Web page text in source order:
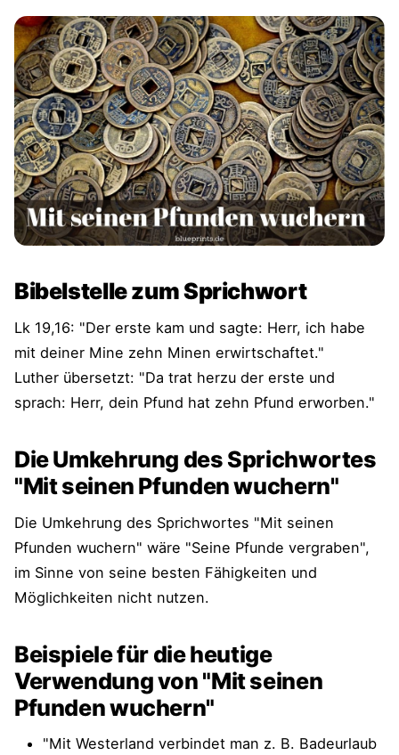
Bibelstelle zum Sprichwort
Lk 19,16: "Der erste kam und sagte: Herr, ich habe
mit deiner Mine zehn Minen erwirtschaftet."
Luther übersetzt: "Da trat herzu der erste und
sprach: Herr, dein Pfund hat zehn Pfund erworben."
Die Umkehrung des Sprichwortes
"Mit seinen Pfunden wuchern"
Die Umkehrung des Sprichwortes "Mit seinen
Pfunden wuchern" wäre "Seine Pfunde vergraben",
im Sinne von seine besten Fähigkeiten und
Möglichkeiten nicht nutzen.
Beispiele für die heutige
Verwendung von "Mit seinen
Pfunden wuchern"
"Mit Westerland verbindet man z. B. Badeurlaub